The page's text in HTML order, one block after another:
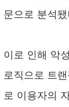
문으로 분석됐
이로 인해 악
로직으로 트
로 이용자의